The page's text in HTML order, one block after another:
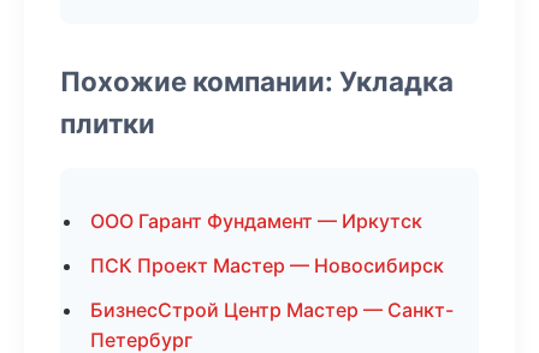
Похожие компании: Укладка
плитки
ООО Гарант Фундамент — Иркутск
ПСК Проект Мастер — Новосибирск
БизнесСтрой Центр Мастер — Санкт-
Петербург